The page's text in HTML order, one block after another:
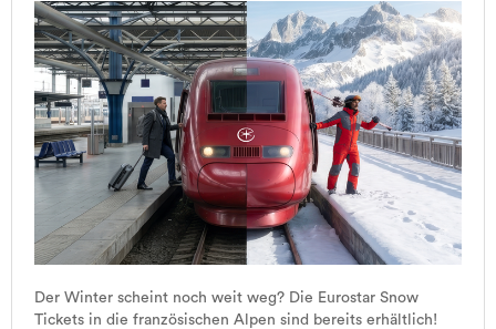
Der Winter scheint noch weit weg? Die Eurostar Snow
Tickets in die französischen Alpen sind bereits erhältlich!